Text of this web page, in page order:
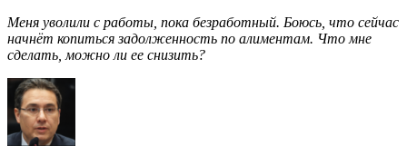
Меня уволили с работы, пока безработный. Боюсь, что сейчас
начнёт копиться задолженность по алиментам. Что мне
сделать, можно ли ее снизить?